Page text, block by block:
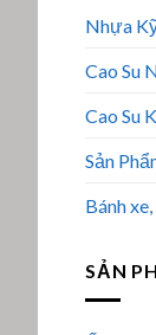
Nhựa
Cao Su
Cao Su
Sản
Bánh
SẢN